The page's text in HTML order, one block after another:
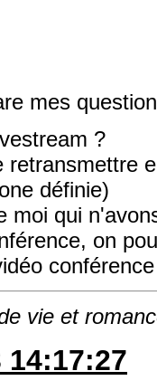
mes
?
définie)
moi qui
on
vie et
14:17:27